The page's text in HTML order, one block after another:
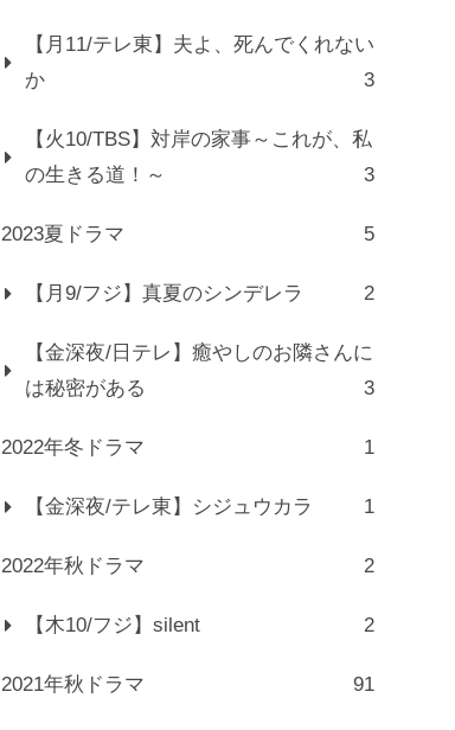
【月11/テレ東】夫よ、死んでくれない
か
3
【火10/TBS】対岸の家事～これが、私
の生きる道！～
3
2023夏ドラマ 5
【月9/フジ】真夏のシンデレラ 2
【金深夜/日テレ】癒やしのお隣さんに
は秘密がある
3
2022年冬ドラマ 1
【金深夜/テレ東】シジュウカラ 1
2022年秋ドラマ 2
【木10/フジ】silent 2
2021年秋ドラマ 91